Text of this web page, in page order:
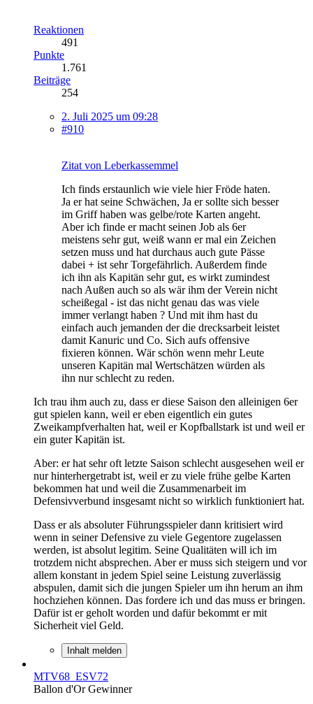
Reaktionen
491
Punkte
1.761
Beiträge
254
2. Juli 2025 um 09:28
#910
Zitat von Leberkassemmel
Ich finds erstaunlich wie viele hier Fröde haten.
Ja er hat seine Schwächen, Ja er sollte sich besser
im Griff haben was gelbe/rote Karten angeht.
Aber ich finde er macht seinen Job als 6er
meistens sehr gut, weiß wann er mal ein Zeichen
setzen muss und hat durchaus auch gute Pässe
dabei + ist sehr Torgefährlich. Außerdem finde
ich ihn als Kapitän sehr gut, es wirkt zumindest
nach Außen auch so als wär ihm der Verein nicht
scheißegal - ist das nicht genau das was viele
immer verlangt haben ? Und mit ihm hast du
einfach auch jemanden der die drecksarbeit leistet
damit Kanuric und Co. Sich aufs offensive
fixieren können. Wär schön wenn mehr Leute
unseren Kapitän mal Wertschätzen würden als
ihn nur schlecht zu reden.
Ich trau ihm auch zu, dass er diese Saison den alleinigen 6er
gut spielen kann, weil er eben eigentlich ein gutes
Zweikampfverhalten hat, weil er Kopfballstark ist und weil er
ein guter Kapitän ist.
Aber: er hat sehr oft letzte Saison schlecht ausgesehen weil er
nur hinterhergetrabt ist, weil er zu viele frühe gelbe Karten
bekommen hat und weil die Zusammenarbeit im
Defensivverbund insgesamt nicht so wirklich funktioniert hat.
Dass er als absoluter Führungsspieler dann kritisiert wird
wenn in seiner Defensive zu viele Gegentore zugelassen
werden, ist absolut legitim. Seine Qualitäten will ich im
trotzdem nicht absprechen. Aber er muss sich steigern und vor
allem konstant in jedem Spiel seine Leistung zuverlässig
abspulen, damit sich die jungen Spieler um ihn herum an ihm
hochziehen können. Das fordere ich und das muss er bringen.
Dafür ist er geholt worden und dafür bekommt er mit
Sicherheit viel Geld.
Inhalt melden
MTV68_ESV72
Ballon d'Or Gewinner